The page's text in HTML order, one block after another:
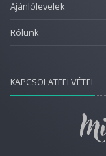
Ajánlólevelek
Rólunk
KAPCSOLATFELVÉTEL